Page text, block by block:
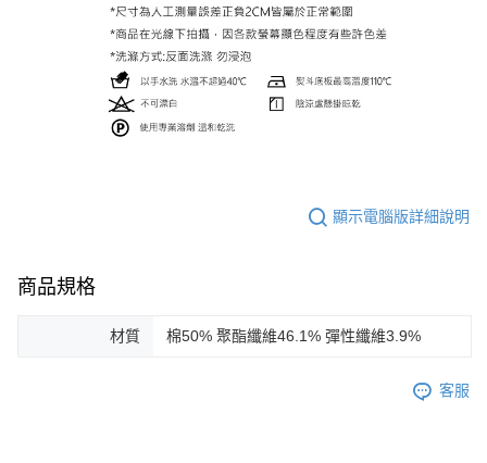
顯示電腦版詳細說明
商品規格
材質 棉50% 聚酯纖維46.1% 彈性纖維3.9%
客服